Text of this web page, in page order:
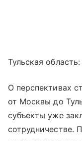
Тульская
О перспективах
от Москвы до
субъекты уже
сотрудничестве.